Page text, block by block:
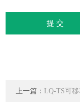
上一篇： LQ-TS可